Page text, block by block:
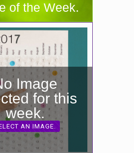
of the Week.
Image
for this
week.
AN IMAGE.